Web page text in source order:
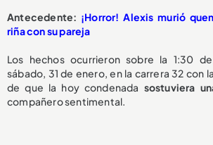
Antecedente: ¡Horror! Alexis murió
riña con su pareja
Los hechos ocurrieron sobre la 1:30
sábado, 31 de enero, en la carrera 32 con
de que la hoy condenada sostuviera
compañero sentimental.